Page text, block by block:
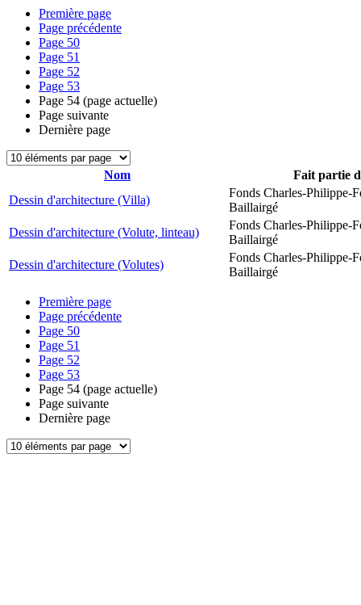
Première page
Page précédente
Page 50
Page 51
Page 52
Page 53
Page 54 (page actuelle)
Page suivante
Dernière page
Nom
Fait partie
Dessin d'architecture (Villa)
Fonds Charles-Philippe-
Baillairgé
Dessin d'architecture (Volute, linteau)
Fonds Charles-Philippe-
Baillairgé
Dessin d'architecture (Volutes)
Fonds Charles-Philippe-
Baillairgé
Première page
Page précédente
Page 50
Page 51
Page 52
Page 53
Page 54 (page actuelle)
Page suivante
Dernière page